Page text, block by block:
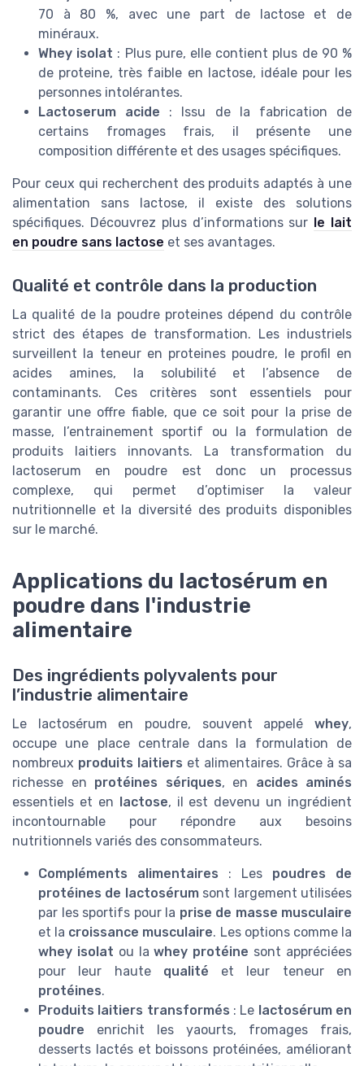
70 à 80 %, avec une part de lactose et de
minéraux.
Whey isolat : Plus pure, elle contient plus de 90 %
de proteine, très faible en lactose, idéale pour les
personnes intolérantes.
Lactoserum acide : Issu de la fabrication de
certains fromages frais, il présente une
composition différente et des usages spécifiques.
Pour ceux qui recherchent des produits adaptés à une
alimentation sans lactose, il existe des solutions
spécifiques. Découvrez plus d’informations sur le lait
en poudre sans lactose et ses avantages.
Qualité et contrôle dans la production
La qualité de la poudre proteines dépend du contrôle
strict des étapes de transformation. Les industriels
surveillent la teneur en proteines poudre, le profil en
acides amines, la solubilité et l’absence de
contaminants. Ces critères sont essentiels pour
garantir une offre fiable, que ce soit pour la prise de
masse, l’entrainement sportif ou la formulation de
produits laitiers innovants. La transformation du
lactoserum en poudre est donc un processus
complexe, qui permet d’optimiser la valeur
nutritionnelle et la diversité des produits disponibles
sur le marché.
Applications du lactosérum en
poudre dans l'industrie
alimentaire
Des ingrédients polyvalents pour
l’industrie alimentaire
Le lactosérum en poudre, souvent appelé whey,
occupe une place centrale dans la formulation de
nombreux produits laitiers et alimentaires. Grâce à sa
richesse en protéines sériques, en acides aminés
essentiels et en lactose, il est devenu un ingrédient
incontournable pour répondre aux besoins
nutritionnels variés des consommateurs.
Compléments alimentaires : Les poudres de
protéines de lactosérumsont largement utilisées
par les sportifs pour la prise de masse musculaire
et la croissance musculaire. Les options comme la
whey isolat ou lawhey protéine sont appréciées
pour leur haute qualité et leur teneur en
protéines.
Produits laitiers transformés : Le lactosérum en
poudre enrichit les yaourts, fromages frais,
desserts lactés et boissons protéinées, améliorant